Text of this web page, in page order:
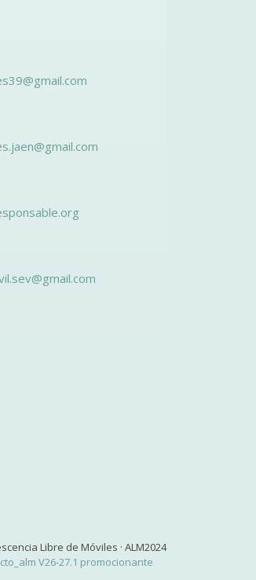
Libre de Móviles · ALM2024
V26-27.1 promocionante